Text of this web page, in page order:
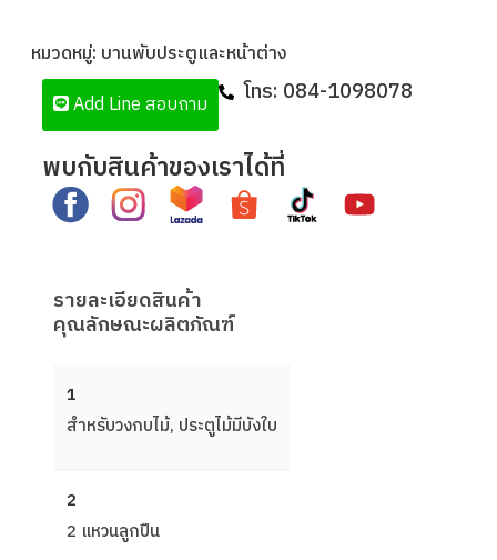
หมวดหมู่: บานพับประตูและหน้าต่าง
Add Line สอบถาม
โทร: 084-1098078
พบกับสินค้าของเราได้ที่
รายละเอียดสินค้า
คุณลักษณะผลิตภัณฑ์
1
สำหรับวงกบไม้, ประตูไม้มีบังใบ
2
2 แหวนลูกปืน